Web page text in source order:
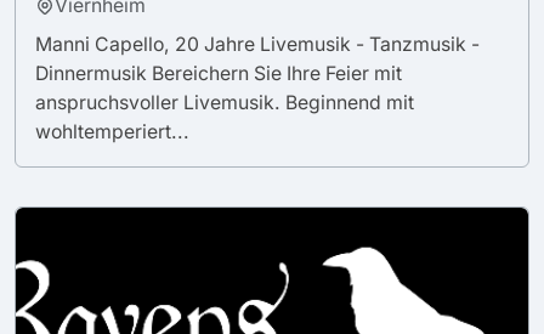
Viernheim
Manni Capello, 20 Jahre Livemusik - Tanzmusik -
Dinnermusik Bereichern Sie Ihre Feier mit
anspruchsvoller Livemusik. Beginnend mit
wohltemperiert...